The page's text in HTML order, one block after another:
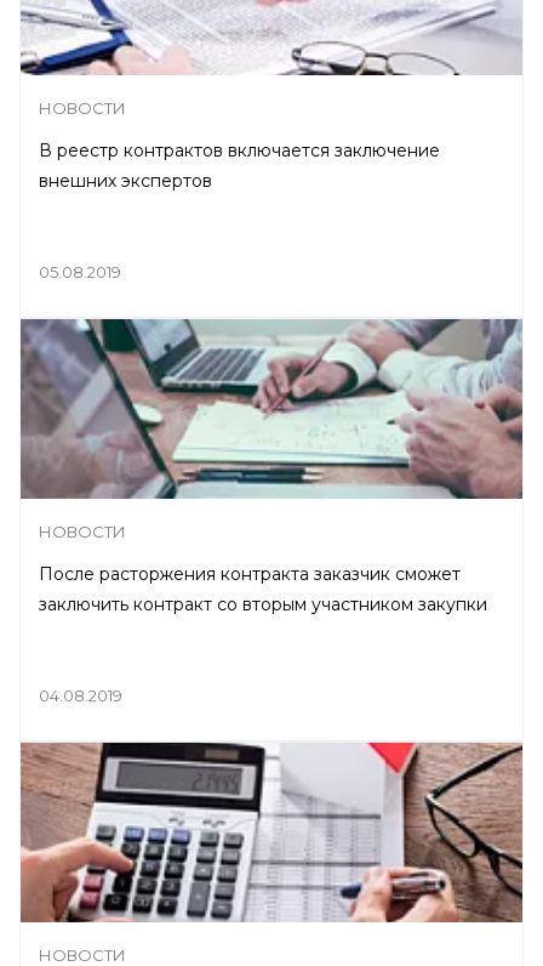
НОВОСТИ
В реестр контрактов включается заключение
внешних экспертов
05.08.2019
НОВОСТИ
После расторжения контракта заказчик сможет
заключить контракт со вторым участником закупки
04.08.2019
НОВОСТИ